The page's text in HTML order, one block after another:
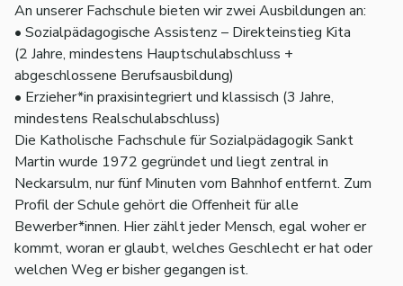
An unserer Fachschule bieten wir zwei Ausbildungen an:
• Sozialpädagogische Assistenz – Direkteinstieg Kita
(2 Jahre, mindestens Hauptschulabschluss +
abgeschlossene Berufsausbildung)
• Erzieher*in praxisintegriert und klassisch (3 Jahre,
mindestens Realschulabschluss)
Die Katholische Fachschule für Sozialpädagogik Sankt
Martin wurde 1972 gegründet und liegt zentral in
Neckarsulm, nur fünf Minuten vom Bahnhof entfernt. Zum
Profil der Schule gehört die Offenheit für alle
Bewerber*innen. Hier zählt jeder Mensch, egal woher er
kommt, woran er glaubt, welches Geschlecht er hat oder
welchen Weg er bisher gegangen ist.